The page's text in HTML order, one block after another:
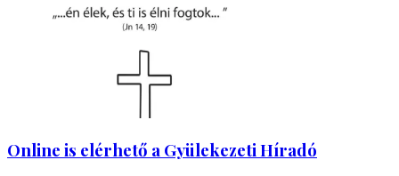
Online is elérhető a Gyülekezeti Híradó